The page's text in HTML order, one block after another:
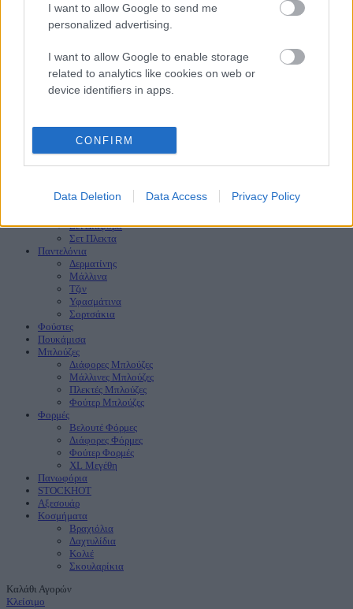
I want to allow Google to send me
personalized advertising.
I want to allow Google to enable storage
related to analytics like cookies on web or
device identifiers in apps.
CONFIRM
Data Deletion Data Access Privacy Policy
ΑρΓΕΜΗ: 144347948000
Αναζήτηση
Πληκτρολογίστε τη λέξη που θέλετε να αναζητήσετε.
Αναζήτηση
Αρχική
Νέες ΠαραλαβέςHOT
Mini Φορέματα
Πλεκτά Φορέματα
Σετ Διάφορα
Σετ Πλεκτα
Παντελόνια
Δερματίνης
Μάλλινα
Τζιν
Υφασμάτινα
Σορτσάκια
Φούστες
Πουκάμισα
Μπλούζες
Διάφορες Μπλούζες
Μάλλινες Μπλούζες
Πλεκτές Μπλούζες
Φούτερ Μπλούζες
Φορμές
Βελουτέ Φόρμες
Διάφορες Φόρμες
Φούτερ Φορμές
XL Μεγέθη
Πανωφόρια
STOCKΗΟΤ
Aξεσουάρ
Κοσμήματα
Βραχιόλια
Δαχτυλίδια
Κολιέ
Σκουλαρίκια
Καλάθι Αγορών
Κλείσιμο